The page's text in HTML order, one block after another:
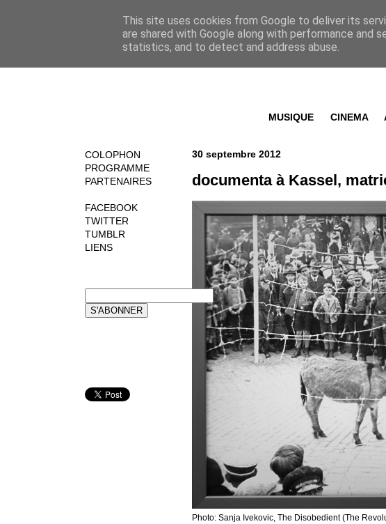
MUSIQUE CINEMA
30 septembre 2012
documenta à Kassel,
Photo: Sanja Ivekovic, The Disobedient (The
COLOPHON
PROGRAMME
PARTENAIRES
FACEBOOK
TWITTER
TUMBLR
LIENS
This site uses cookies from Google to deliver its
are shared with Google along with performance and
statistics, and to detect and address abuse.